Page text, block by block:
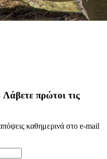
πρώτοι τις
καθημερινά στο e-mail